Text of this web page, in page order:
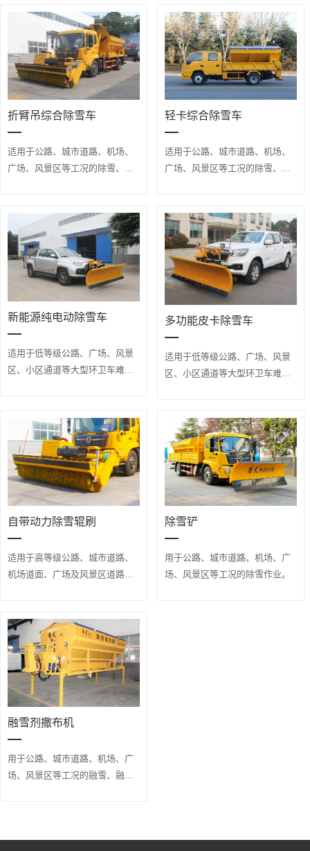
折臂吊综合除雪车
适用于公路、城市道路、机场、
广场、风景区等工况的除雪、融
轻卡综合除雪车
适用于公路、城市道路、机场、
广场、风景区等工况的除雪、融
新能源纯电动除雪车
适用于低等级公路、广场、风景
区、小区通道等大型环卫车难以
多功能皮卡除雪车
适用于低等级公路、广场、风景
区、小区通道等大型环卫车难以
自带动力除雪辊刷
适用于高等级公路、城市道路、
机场道面、广场及风景区道路的
除雪铲
用于公路、城市道路、机场、广
场、风景区等工况的除雪作业。
融雪剂撒布机
用于公路、城市道路、机场、广
场、风景区等工况的融雪、融冰